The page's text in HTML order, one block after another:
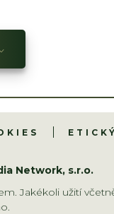
Network, s.r.o.
Jakékoli užití